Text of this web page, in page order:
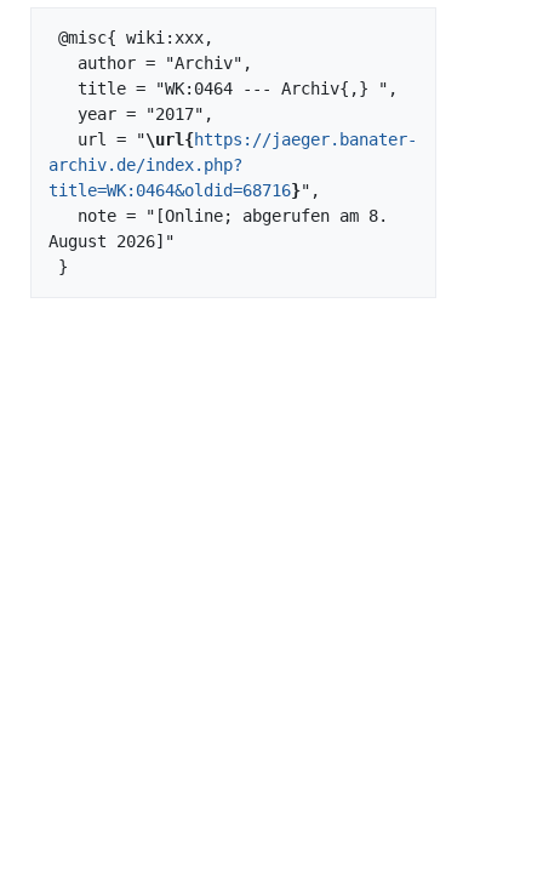
   url = "
\url{https://jaeger.banater-
archiv.de/index.php?
title=WK:0464&oldid=68716}",
August 2026]"